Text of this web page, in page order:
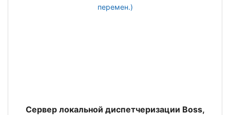
Cервер локальной диспетчеризации Boss,